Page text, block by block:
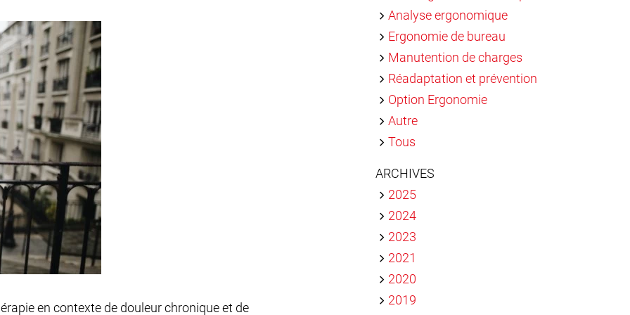
Analyse ergonomique
Ergonomie de bureau
Manutention de charges
Réadaptation et prévention
Option Ergonomie
Autre
Tous
ARCHIVES
2025
2024
2023
2021
2020
2019
en contexte de douleur chronique et de